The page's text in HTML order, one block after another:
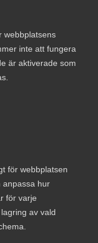
webbplatsens
inte att fungera
är aktiverade som
för webbplatsen
anpassa hur
för varje
av vald